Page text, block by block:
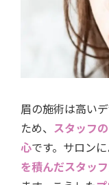
眉の施術は高い
ため、 スタッフ
心です。サロンに
を積んだスタッ